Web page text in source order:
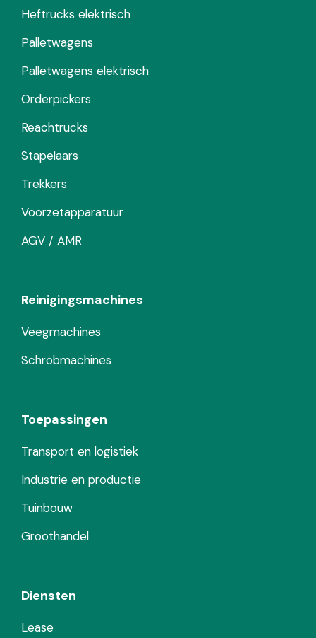
Heftrucks elektrisch
Palletwagens
Palletwagens elektrisch
Orderpickers
Reachtrucks
Stapelaars
Trekkers
Voorzetapparatuur
AGV / AMR
Reinigingsmachines
Veegmachines
Schrobmachines
Toepassingen
Transport en logistiek
Industrie en productie
Tuinbouw
Groothandel
Diensten
Lease